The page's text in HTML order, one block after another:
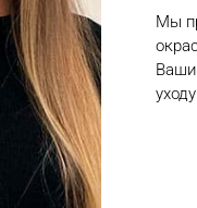
Мы